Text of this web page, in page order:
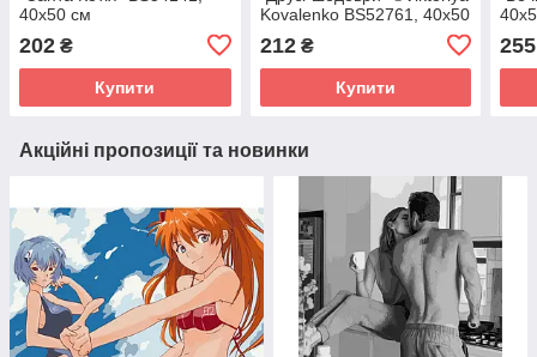
40х50 см
202 ₴
Купити
Kovalenko BS52761, 40х50
212₴
Купити
255
Акційні пропозиції та новинки